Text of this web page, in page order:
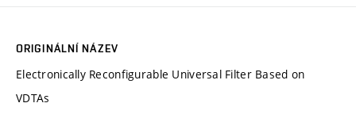
ORIGINÁLNÍ NÁZEV
Electronically Reconfigurable Universal Filter Based on
VDTAs